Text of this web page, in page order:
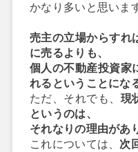
かなり多いと思いま
売主の立場からすれ
に売るよりも、
個人の不動産投資家
れるということにな
ただ、それでも、 現
というのは、
それなりの理由があ
これについては、 次